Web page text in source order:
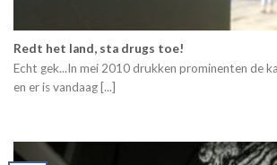
Redt het land, sta drugs toe!
Echt gek...In mei 2010 drukken prominenten de
en er is vandaag [...]